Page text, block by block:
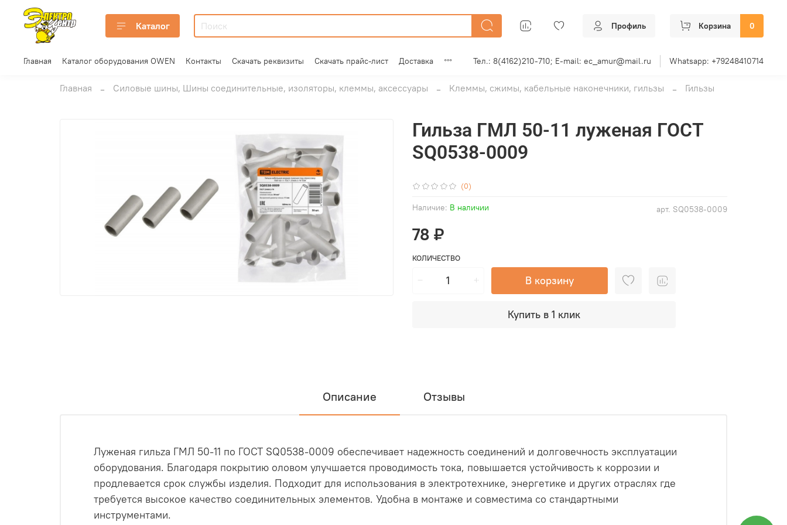
Каталог Профиль Корзина 0
Главная Каталог оборудования OWEN Контакты Скачать реквизиты Скачать прайс-лист Доставка Тел.: 8(4162)210-710; E-mail: ec_amur@mail.ru Whatsapp: +79248410714
Главная Силовые шины, Шины соединительные, изоляторы, клеммы, аксессуары Клеммы, сжимы, кабельные наконечники, гильзы Гильзы
(0)
арт. SQ0538-0009
Наличие: В наличии
Гильза ГМЛ 50-11 луженая ГОСТ
SQ0538-0009
78 ₽
КОЛИЧЕСТВО
В корзину
Купить в 1 клик
Описание Отзывы
Луженая гильza ГМЛ 50-11 по ГОСТ SQ0538-0009 обеспечивает надежность соединений и долговечность эксплуатации
оборудования. Благодаря покрытию оловом улучшается проводимость тока, повышается устойчивость к коррозии и
продлевается срок службы изделия. Подходит для использования в электротехнике, энергетике и других отраслях где
требуется высокое качество соединительных элементов. Удобна в монтаже и совместима со стандартными
инструментами.